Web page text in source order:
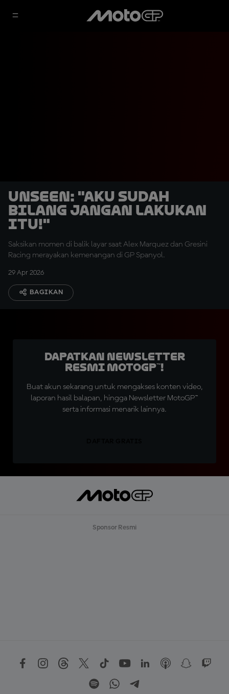
UNSEEN: "Aku Sudah
Bilang Jangan Lakukan
Itu!"
Saksikan momen di balik layar saat Alex Marquez dan Gresini
Racing merayakan kemenangan di GP Spanyol.
29 Apr 2026
BAGIKAN
Dapatkan Newsletter
Resmi MotoGP™!
Buat akun sekarang untuk mengakses konten video,
laporan hasil balapan, hingga Newsletter MotoGP™
serta informasi menarik lainnya.
Sponsor Resmi